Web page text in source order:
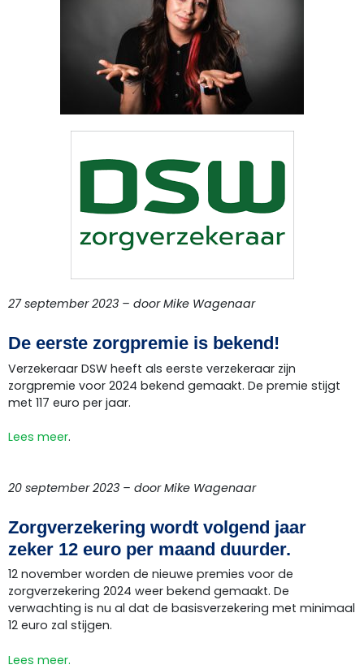
27 september 2023 – door Mike Wagenaar
De eerste zorgpremie is bekend!
Verzekeraar DSW heeft als eerste verzekeraar zijn
zorgpremie voor 2024 bekend gemaakt. De premie stijgt
met 117 euro per jaar.
Lees meer.
20 september 2023 – door Mike Wagenaar
Zorgverzekering wordt volgend jaar
zeker 12 euro per maand duurder.
12 november worden de nieuwe premies voor de
zorgverzekering 2024 weer bekend gemaakt. De
verwachting is nu al dat de basisverzekering met minimaal
12 euro zal stijgen.
Lees meer.